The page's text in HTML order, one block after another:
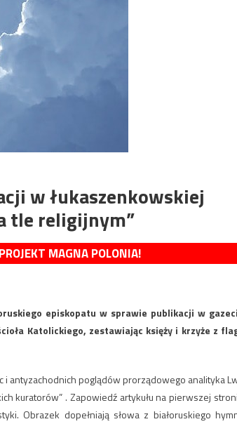
w łukaszenkowskiej
tle religijnym”
MAGNA POLONIA!
episkopatu w sprawie publikacji w
Katolickiego, zestawiając księży i krzyże z
i antyzachodnich poglądów prorządowego analityka
kuratorów” . Zapowiedź artykułu na pierwszej
Obrazek dopełniają słowa z białoruskiego